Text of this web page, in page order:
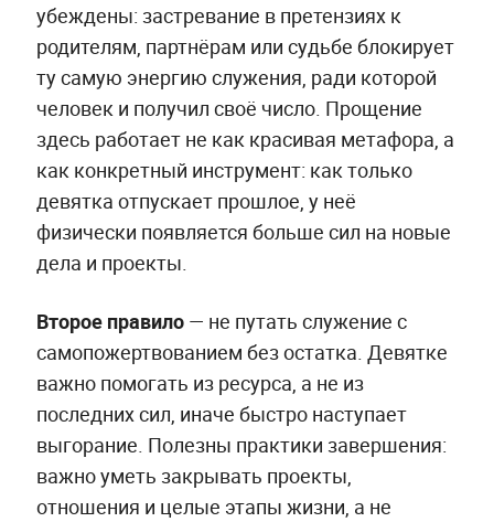
убеждены: застревание в претензиях к
родителям, партнёрам или судьбе блокирует
ту самую энергию служения, ради которой
человек и получил своё число. Прощение
здесь работает не как красивая метафора, а
как конкретный инструмент: как только
девятка отпускает прошлое, у неё
физически появляется больше сил на новые
дела и проекты.
Второе правило— не путать служение с
самопожертвованием без остатка. Девятке
важно помогать из ресурса, а не из
последних сил, иначе быстро наступает
выгорание. Полезны практики завершения:
важно уметь закрывать проекты,
отношения и целые этапы жизни, а не